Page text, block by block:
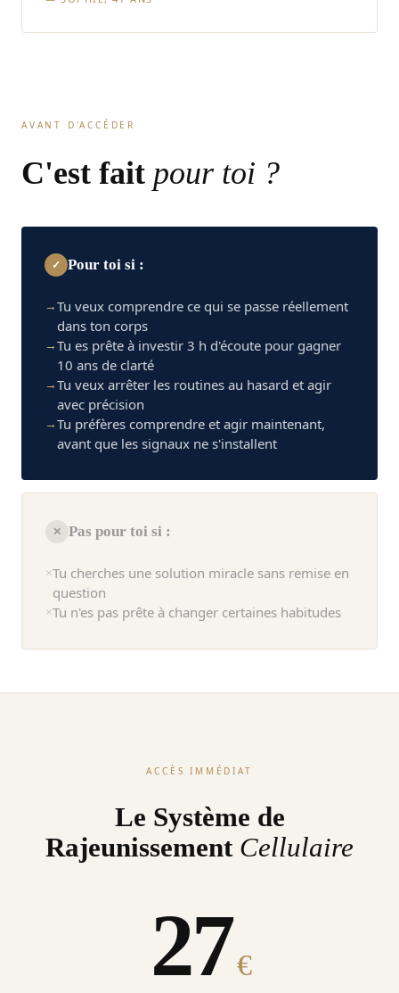
AVANT D'ACCÉDER
C'est fait pour toi ?
✓ Pour toi si :
→Tu veux comprendre ce qui se passe réellement
dans ton corps
→Tu es prête à investir 3 h d'écoute pour gagner
10 ans de clarté
→Tu veux arrêter les routines au hasard et agir
avec précision
→Tu préfères comprendre et agir maintenant,
avant que les signaux ne s'installent
✕ Pas pour toi si :
×Tu cherches une solution miracle sans remise en
question
×Tu n'es pas prête à changer certaines habitudes
ACCÈS IMMÉDIAT
Le Système de
Rajeunissement Cellulaire
27€